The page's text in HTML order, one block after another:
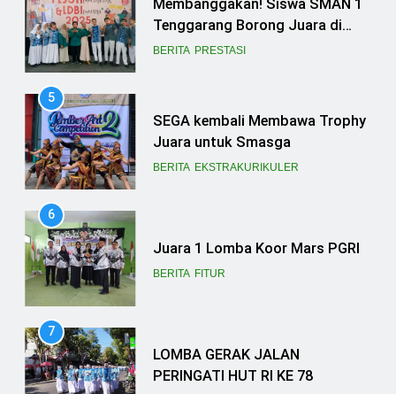
Membanggakan! Siswa SMAN 1
Tenggarang Borong Juara di
Ajang FLS3N dan LDBI
BERITA PRESTASI
5
SEGA kembali Membawa Trophy
Juara untuk Smasga
BERITA EKSTRAKURIKULER
6
Juara 1 Lomba Koor Mars PGRI
BERITA FITUR
7
LOMBA GERAK JALAN
PERINGATI HUT RI KE 78